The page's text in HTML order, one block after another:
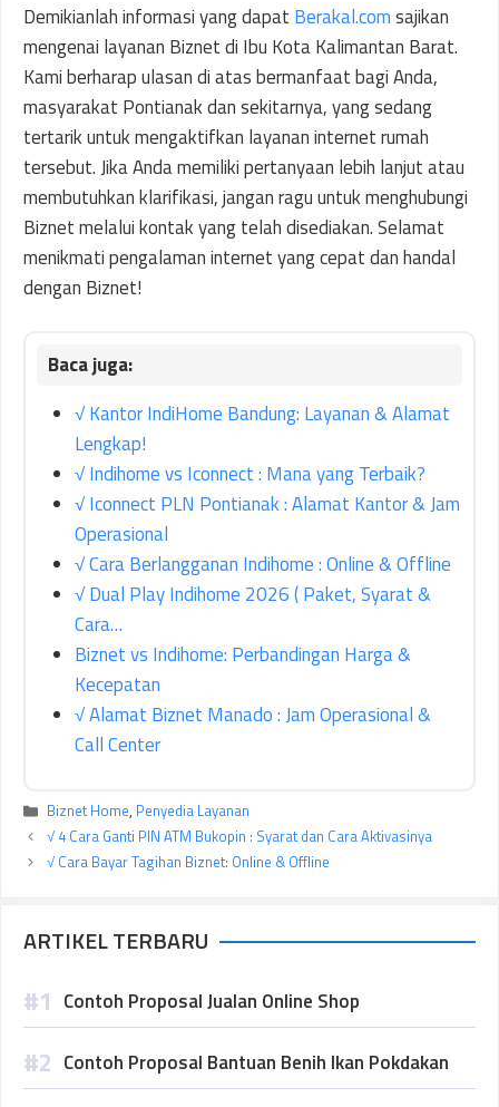
Demikianlah informasi yang dapat Berakal.comsajikan
mengenai layanan Biznet di Ibu Kota Kalimantan Barat.
Kami berharap ulasan di atas bermanfaat bagi Anda,
masyarakat Pontianak dan sekitarnya, yang sedang
tertarik untuk mengaktifkan layanan internet rumah
tersebut. Jika Anda memiliki pertanyaan lebih lanjut atau
membutuhkan klarifikasi, jangan ragu untuk menghubungi
Biznet melalui kontak yang telah disediakan. Selamat
menikmati pengalaman internet yang cepat dan handal
dengan Biznet!
√ Kantor IndiHome Bandung: Layanan & Alamat
Lengkap!
√ Indihome vs Iconnect : Mana yang Terbaik?
√ Iconnect PLN Pontianak : Alamat Kantor & Jam
Operasional
√ Cara Berlangganan Indihome : Online & Offline
√ Dual Play Indihome 2026 ( Paket, Syarat &
Cara…
Biznet vs Indihome: Perbandingan Harga &
Kecepatan
√ Alamat Biznet Manado : Jam Operasional &
Call Center
Kategori
Biznet Home, Penyedia Layanan
√ 4 Cara Ganti PIN ATM Bukopin : Syarat dan Cara Aktivasinya
√ Cara Bayar Tagihan Biznet: Online & Offline
ARTIKEL TERBARU
Contoh Proposal Jualan Online Shop
Contoh Proposal Bantuan Benih Ikan Pokdakan